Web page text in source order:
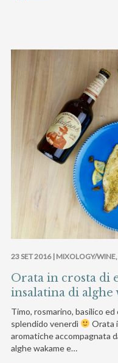
23 SET 2016 | MIXOLOGY/WINE,
Orata in crosta di
insalatina di alghe
Timo, rosmarino, basilico
splendido venerdì
Orata
aromatiche accompagnata
alghe wakame e…